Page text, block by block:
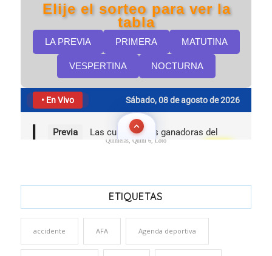
Quinielas, Quini 6, Loto
ETIQUETAS
accidente AFA Agenda deportiva